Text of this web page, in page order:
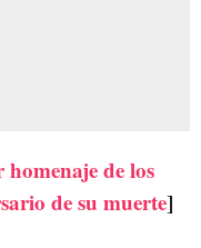
de los
de su muerte]